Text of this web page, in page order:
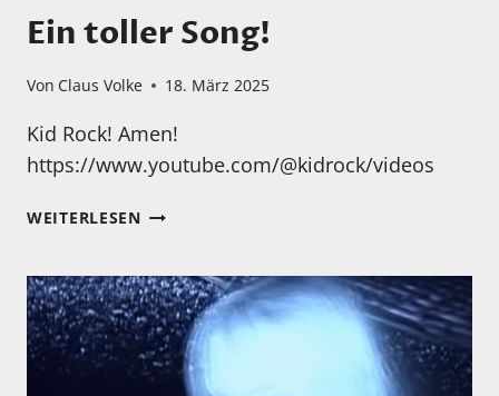
Ein toller Song!
Von Claus Volke 18. März 2025
Kid Rock! Amen!
https://www.youtube.com/@kidrock/videos
WEITERLESENEIN